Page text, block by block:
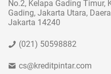
No.2, Kelapa Gading Timur,
Gading, Jakarta Utara,
Jakarta 14240
(021) 50598882
cs@kreditpintar.com